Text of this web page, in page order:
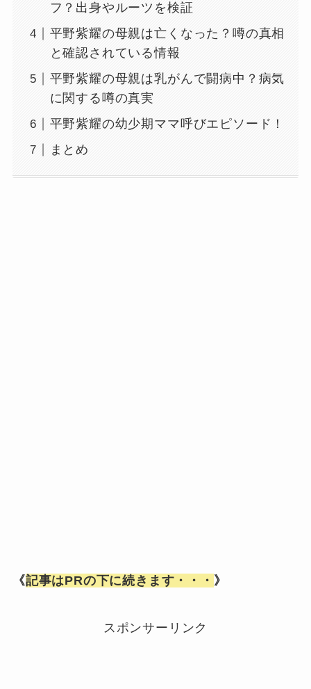
フ？出身やルーツを検証
平野紫耀の母親は亡くなった？噂の真相
と確認されている情報
平野紫耀の母親は乳がんで闘病中？病気
に関する噂の真実
平野紫耀の幼少期ママ呼びエピソード！
まとめ
《記事はPRの下に続きます・・・ 》
スポンサーリンク